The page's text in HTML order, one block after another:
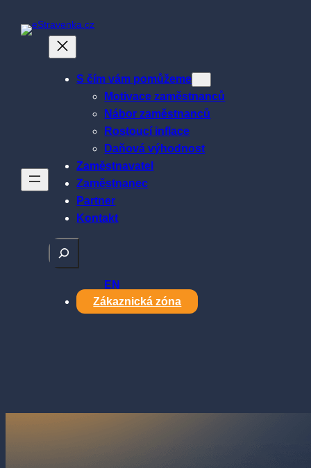
S čím vám pomůžeme
Motivace zaměstnanců
Nábor zaměstnanců
Rostoucí inflace
Daňová výhodnost
Zaměstnavatel
Zaměstnanec
Partner
Kontakt
Hledat
EN
Zákaznická zóna